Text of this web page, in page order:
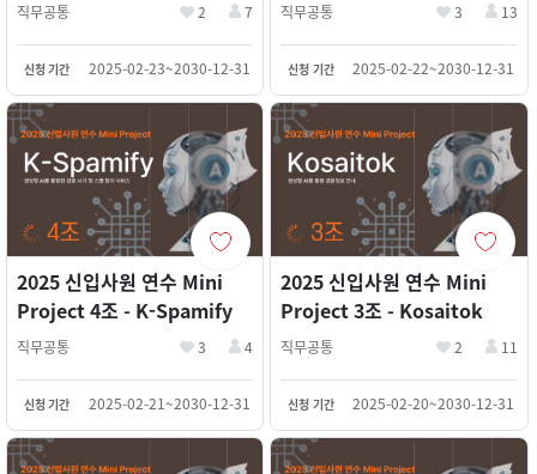
직무공통 2 7
신청 기간 2025-02-23~2030-12-31
직무공통 3 13
신청 기간 2025-02-22~2030-12-31
2025 신입사원 연수 Mini
Project 4조 - K-Spamify
직무공통 3 4
신청 기간 2025-02-21~2030-12-31
2025 신입사원 연수 Mini
Project 3조 - Kosaitok
직무공통 2 11
신청 기간 2025-02-20~2030-12-31